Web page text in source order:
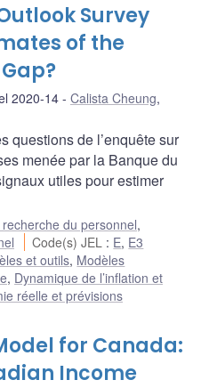
Survey
of the
2020-14 Calista Cheung,
questions de l’enquête sur
menée par la Banque du
utiles pour estimer
du personnel,
Code(s) JEL : E, E3
et outils, Modèles
, Dynamique de l’inflation et
réelle et prévisions
for Canada:
Income